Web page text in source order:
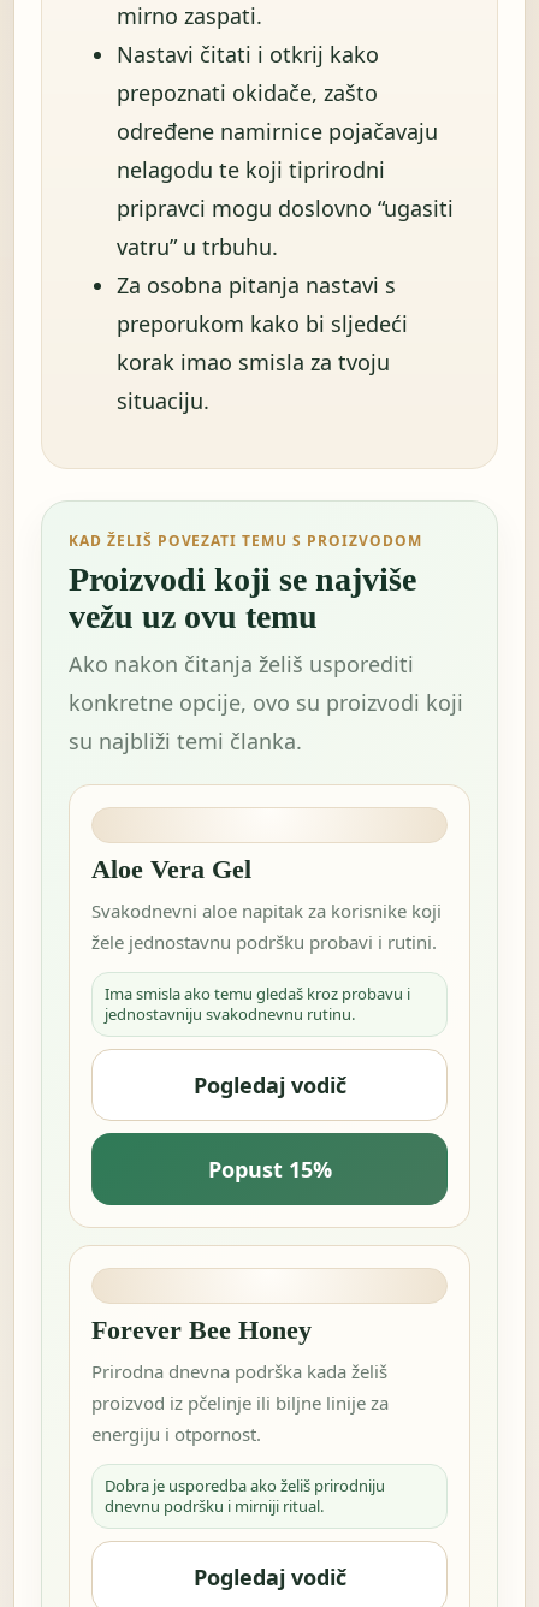
mirno zaspati.
Nastavi čitati i otkrij kako
prepoznati okidače, zašto
određene namirnice pojačavaju
nelagodu te koji tiprirodni
pripravci mogu doslovno “ugasiti
vatru” u trbuhu.
Za osobna pitanja nastavi s
preporukom kako bi sljedeći
korak imao smisla za tvoju
situaciju.
KAD ŽELIŠ POVEZATI TEMU S PROIZVODOM
Proizvodi koji se najviše
vežu uz ovu temu
Ako nakon čitanja želiš usporediti
konkretne opcije, ovo su proizvodi koji
su najbliži temi članka.
Aloe Vera Gel
Svakodnevni aloe napitak za korisnike koji
žele jednostavnu podršku probavi i rutini.
Ima smisla ako temu gledaš kroz probavu i
jednostavniju svakodnevnu rutinu.
Pogledaj vodič
Popust 15%
Forever Bee Honey
Prirodna dnevna podrška kada želiš
proizvod iz pčelinje ili biljne linije za
energiju i otpornost.
Dobra je usporedba ako želiš prirodniju
dnevnu podršku i mirniji ritual.
Pogledaj vodič